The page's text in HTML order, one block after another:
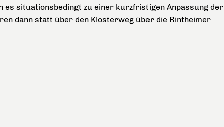
es situationsbedingt zu einer kurzfristigen Anpassung der
dann statt über den Klosterweg über die Rintheimer